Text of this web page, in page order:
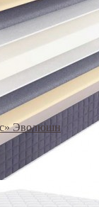
Эволюшн